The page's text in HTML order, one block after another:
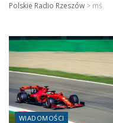
Polskie Radio Rzeszów > mś
WIADOMOŚCI